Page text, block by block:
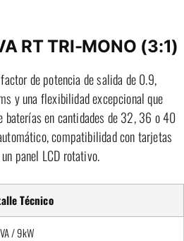
RT TRI-MONO (3:1)
de potencia de salida de 0.9,
y una flexibilidad excepcional que
baterías en cantidades de 32, 36 o 40
compatibilidad con tarjetas
panel LCD rotativo.
Técnico
/ 9kW